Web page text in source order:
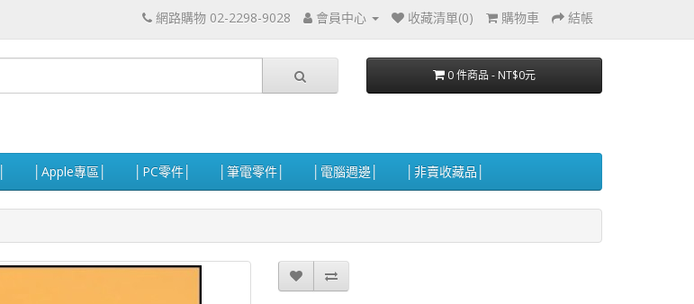
網路購物 02-2298-9028 會員中心 收藏清單(0) 購物車 結帳
0 件商品 - NT$0元
│Apple專區│ │PC零件│ │筆電零件│ │電腦週邊│ │非賣收藏品│